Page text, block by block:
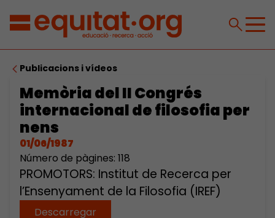
Publicacions i vídeos
Memòria del II Congrés
internacional de filosofia per
nens
01/06/1987
Número de pàgines: 118
PROMOTORS: Institut de Recerca per
l’Ensenyament de la Filosofia (IREF)
Descarregar